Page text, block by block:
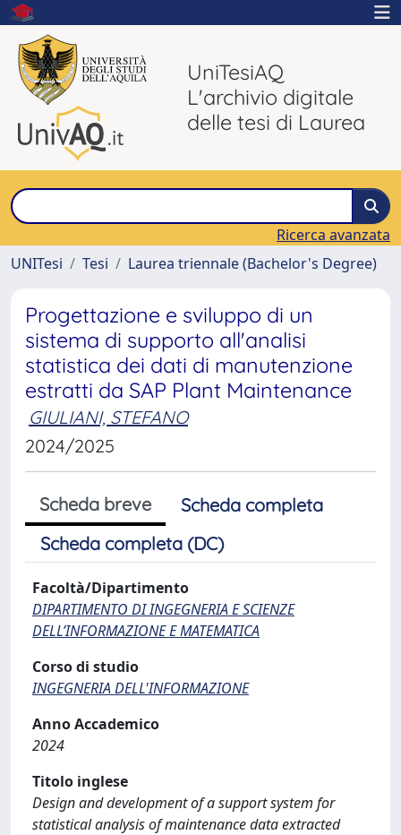
UniTesiAQ
L'archivio digitale
delle tesi di Laurea
Ricerca avanzata
UNITesi
Tesi Laurea triennale (Bachelor's Degree)
Progettazione e sviluppo di un
sistema di supporto all'analisi
statistica dei dati di manutenzione
estratti da SAP Plant Maintenance
GIULIANI, STEFANO
2024/2025
Scheda breve
Scheda completa
Scheda completa (DC)
Facoltà/Dipartimento
DIPARTIMENTO DI INGEGNERIA E SCIENZE
DELL’INFORMAZIONE E MATEMATICA
Corso di studio
INGEGNERIA DELL'INFORMAZIONE
Anno Accademico
2024
Titolo inglese
Design and development of a support system for
statistical analysis of maintenance data extracted